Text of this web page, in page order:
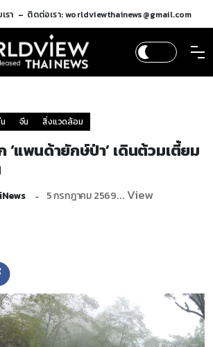
รา ติดต่อเรา: worldviewthainews@gmail.com
จีน สิ่งแวดล้อม
‘แพนด้ายักษ์ป่า’ เดินต้วมเตี้ยม
5 กรกฎาคม 2569... View